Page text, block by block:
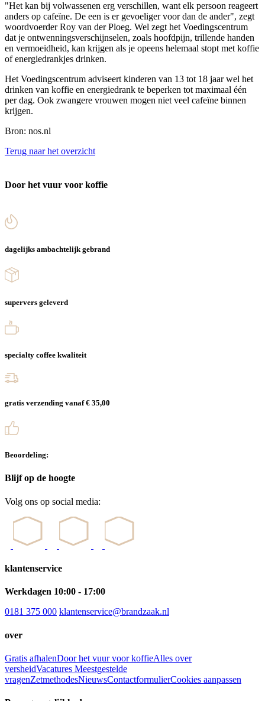
"Het kan bij volwassenen erg verschillen, want elk persoon reageert
anders op cafeïne. De een is er gevoeliger voor dan de ander", zegt
woordvoerder Roy van der Ploeg. Wel zegt het Voedingscentrum
dat je ontwenningsverschijnselen, zoals hoofdpijn, trillende handen
en vermoeidheid, kan krijgen als je opeens helemaal stopt met koffie
of energiedrankjes drinken.
Het Voedingscentrum adviseert kinderen van 13 tot 18 jaar wel het
drinken van koffie en energiedrank te beperken tot maximaal één
per dag. Ook zwangere vrouwen mogen niet veel cafeïne binnen
krijgen.
Bron: nos.nl
Terug naar het overzicht
Door het vuur voor koffie
dagelijks ambachtelijk gebrand
supervers geleverd
specialty coffee kwaliteit
gratis verzending vanaf € 35,00
Beoordeling:
Blijf op de hoogte
Volg ons op social media:
klantenservice
Werkdagen 10:00 - 17:00
0181 375 000 klantenservice@brandzaak.nl
over
Gratis afhalenDoor het vuur voor koffieAlles over
versheidVacatures Meestgestelde
vragenZetmethodesNieuwsContactformulierCookies aanpassen